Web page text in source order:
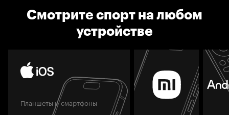
Смотрите спорт на любом
устройстве
Планшеты и смартфоны